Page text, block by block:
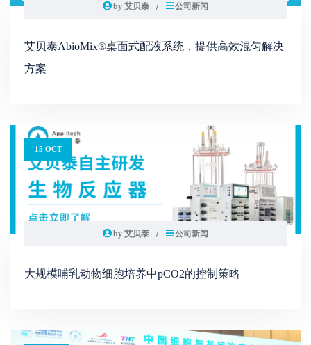
by 艾贝泰 公司新闻
艾贝泰AbioMix®桌面式配液系统，提供高效混匀解决
方案
15 OCT
by 艾贝泰 公司新闻
大规模哺乳动物细胞培养中pCO2的控制策略